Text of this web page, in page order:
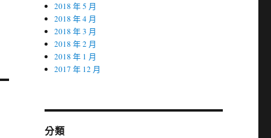
2018 年 5 月
2018 年 4 月
2018 年 3 月
2018 年 2 月
2018 年 1 月
2017 年 12 月
分類